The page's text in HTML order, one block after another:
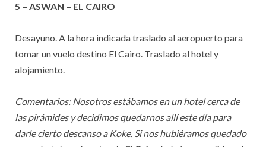
5 – ASWAN – EL CAIRO
Desayuno. A la hora indicada traslado al aeropuerto para
tomar un vuelo destino El Cairo. Traslado al hotel y
alojamiento.
Comentarios: Nosotros estábamos en un hotel cerca de
las pirámides y decidimos quedarnos allí este día para
darle cierto descanso a Koke. Si nos hubiéramos quedado